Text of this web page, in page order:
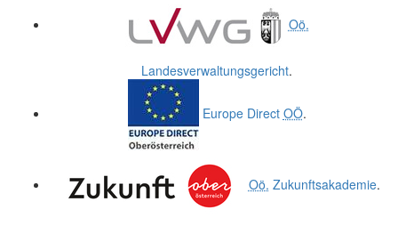
Oö.
Landesverwaltungsgericht.
Europe Direct OÖ.
Oö. Zukunftsakademie.